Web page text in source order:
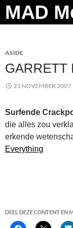
Ga
naar
Zoeken
ASIDE
GARRETT
21 NOVEMBER 2007
Surfende
die alles zou
erkende
Everything
DEEL DEZE CONTENT EN